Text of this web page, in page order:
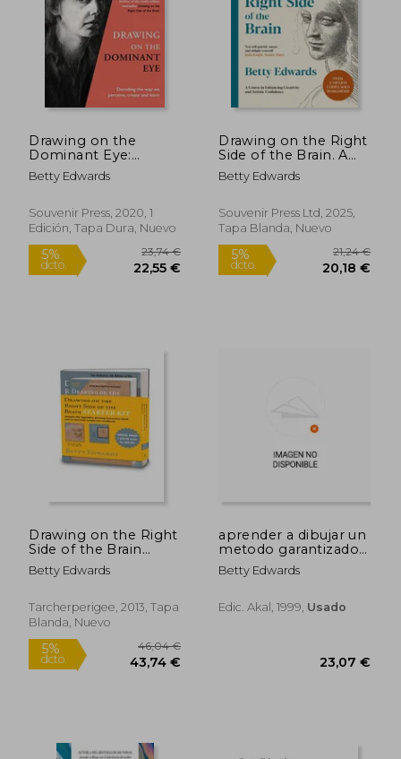
5% 26,97 € 5%
Drawing on the
Dominant Eye:
Decoding the way we
Perceive, Create and
Betty Edwards
Souvenir Press, 2020, 1
Edición, Tapa Dura, Nuevo
5% 23,74 €
Drawing on the Right
Side of the Brain. A
Course in Enhancing
Creativity and Artistic
Definitive 4th Edition
Betty Edwards
Souvenir Press Ltd, 2025,
Tapa Blanda, Nuevo
5%
Drawing on the Right
Side of the Brain
Starter Kit: The
Definitive (en Inglés)
Betty Edwards
Tarcherperigee, 2013, Tapa
Blanda, Nuevo
aprender a dibujar un
metodo garantizado
(agotado)
Betty Edwards
Edic. Akal, 1999, Usado